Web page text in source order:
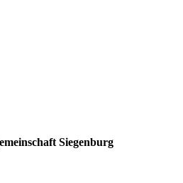
Siegenburg